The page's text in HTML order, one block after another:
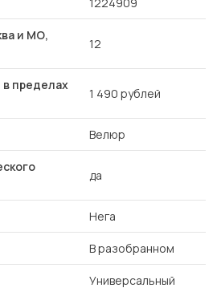
и МО,
12
пределах
1 490 рублей
Велюр
да
Нега
В разобранном
Универсальный